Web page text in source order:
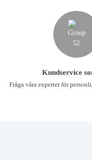
Kundservice
Fråga våra experter för